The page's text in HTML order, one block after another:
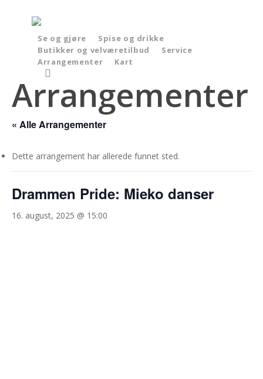
Se og gjøre
Spise og drikke
Butikker og velværetilbud
Service
Arrangementer
Kart
Arrangementer
« Alle Arrangementer
Dette arrangement har allerede funnet sted.
Drammen Pride: Mieko danser
16. august, 2025 @ 15:00